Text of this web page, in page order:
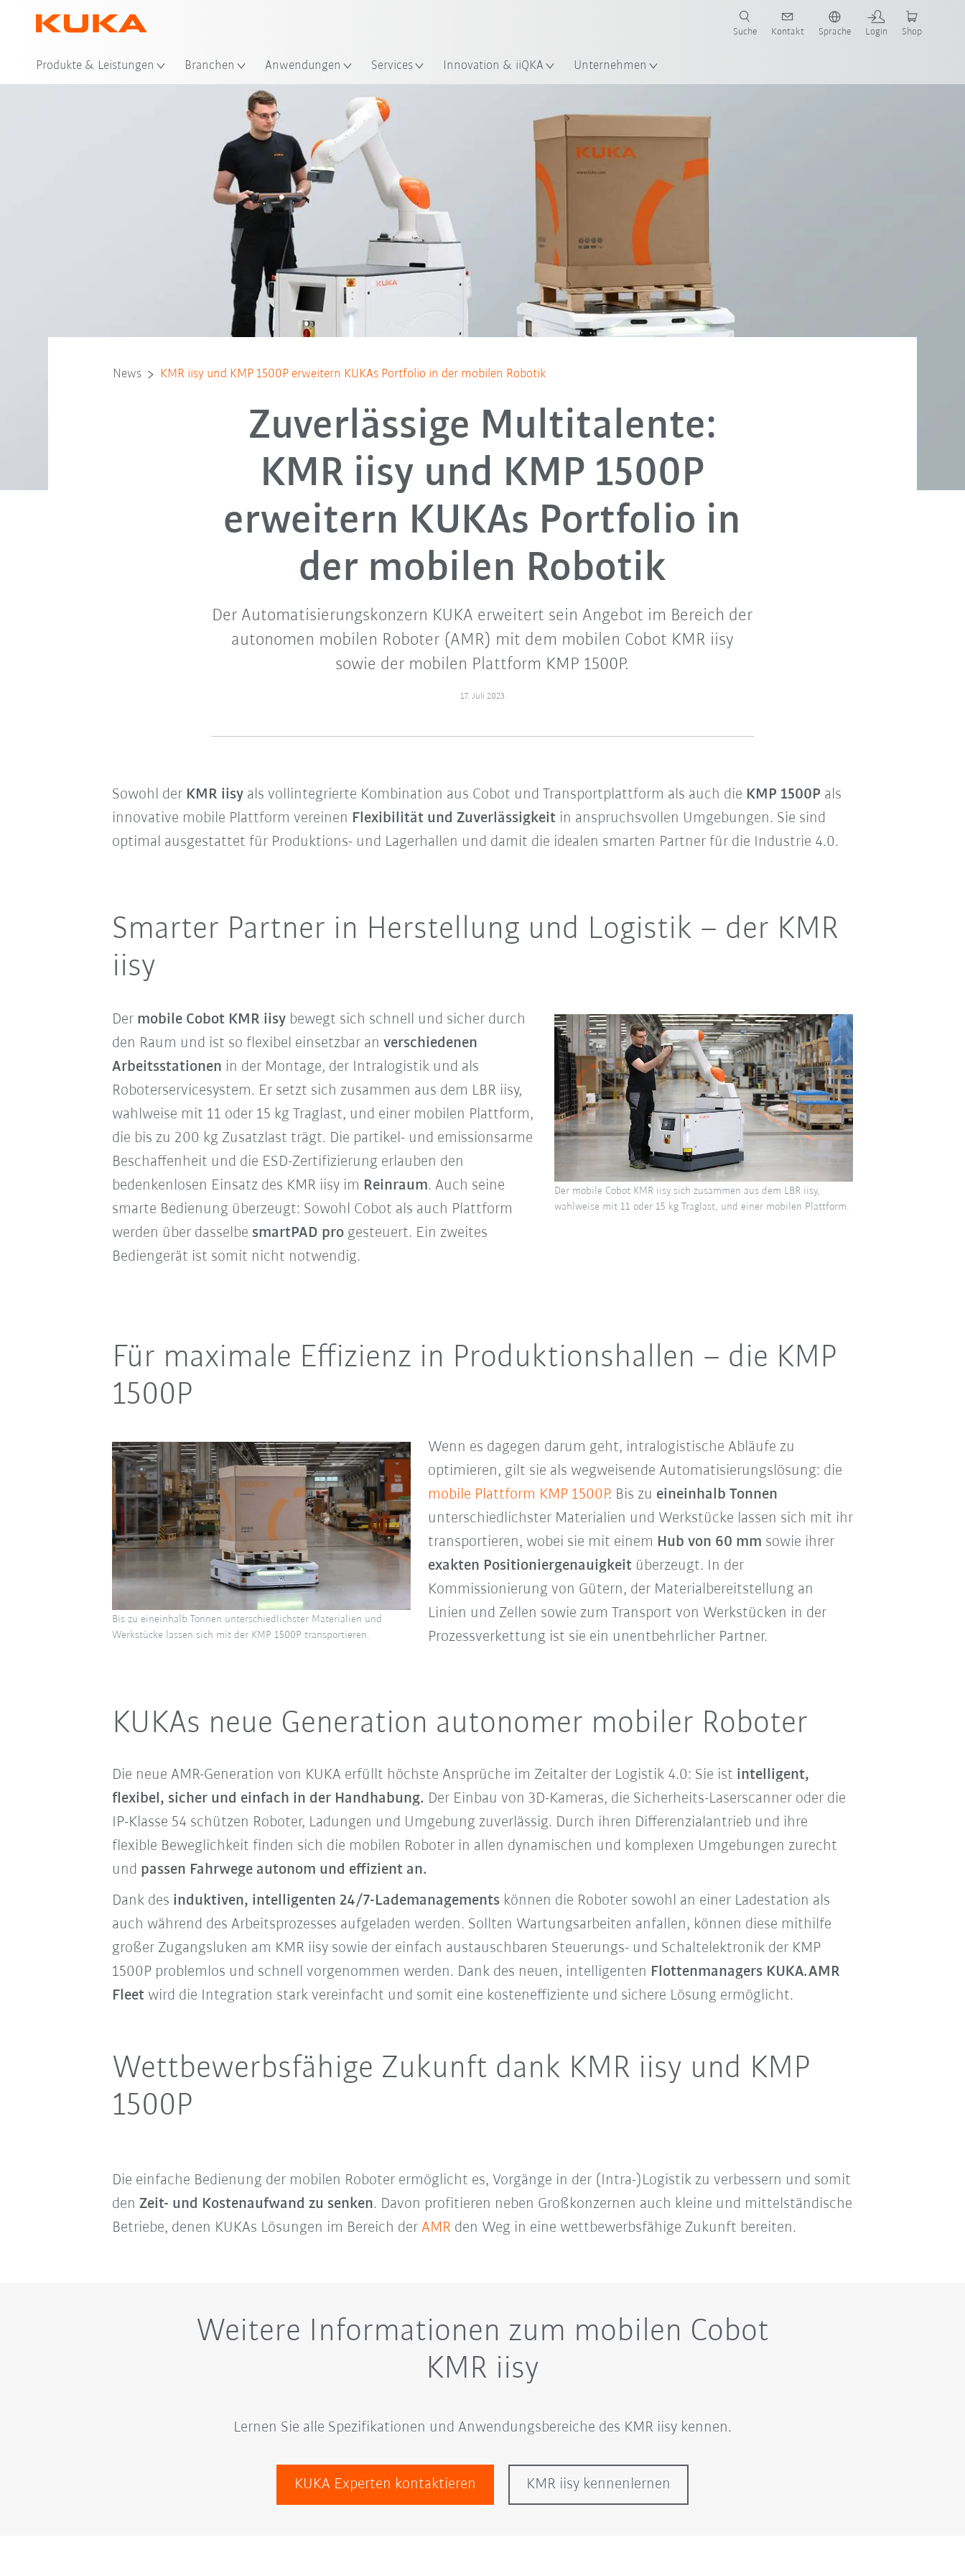
Produkte & Leistungen Branchen Anwendungen Services Innovation & iiQKA Unternehmen
Suche Kontakt Sprache Login Shop
News KMR iisy und KMP 1500P erweitern KUKAs Portfolio in der mobilen Robotik
Zuverlässige Multitalente:
KMR iisy und KMP 1500P
erweitern KUKAs Portfolio in
der mobilen Robotik
Der Automatisierungskonzern KUKA erweitert sein Angebot im Bereich der
autonomen mobilen Roboter (AMR) mit dem mobilen Cobot KMR iisy
sowie der mobilen Plattform KMP 1500P.
17. Juli 2023
Sowohl der KMR iisyals vollintegrierte Kombination aus Cobot und Transportplattform als auch die KMP 1500P als
innovative mobile Plattform vereinen Flexibilität und Zuverlässigkeitin anspruchsvollen Umgebungen. Sie sind
optimal ausgestattet für Produktions- und Lagerhallen und damit die idealen smarten Partner für die Industrie 4.0.
Smarter Partner in Herstellung und Logistik – der KMR
iisy
Der mobile Cobot KMR iisybewegt sich schnell und sicher durch
den Raum und ist so flexibel einsetzbar an verschiedenen
Arbeitsstationen in der Montage, der Intralogistik und als
Roboterservicesystem. Er setzt sich zusammen aus dem LBR iisy,
wahlweise mit 11 oder 15 kg Traglast, und einer mobilen Plattform,
die bis zu 200 kg Zusatzlast trägt. Die partikel- und emissionsarme
Beschaffenheit und die ESD-Zertifizierung erlauben den
bedenkenlosen Einsatz des KMR iisy im Reinraum. Auch seine
smarte Bedienung überzeugt: Sowohl Cobot als auch Plattform
werden über dasselbe smartPAD progesteuert. Ein zweites
Bediengerät ist somit nicht notwendig.
Der mobile Cobot KMR iisy sich zusammen aus dem LBR iisy,
wahlweise mit 11 oder 15 kg Traglast, und einer mobilen Plattform.
Für maximale Effizienz in Produktionshallen – die KMP
1500P
Wenn es dagegen darum geht, intralogistische Abläufe zu
optimieren, gilt sie als wegweisende Automatisierungslösung: die
mobile Plattform KMP 1500P. Bis zu eineinhalb Tonnen
unterschiedlichster Materialien und Werkstücke lassen sich mit ihr
transportieren, wobei sie mit einem Hub von 60 mm sowie ihrer
exakten Positioniergenauigkeitüberzeugt. In der
Kommissionierung von Gütern, der Materialbereitstellung an
Linien und Zellen sowie zum Transport von Werkstücken in der
Prozessverkettung ist sie ein unentbehrlicher Partner.
Bis zu eineinhalb Tonnen unterschiedlichster Materialien und
Werkstücke lassen sich mit der KMP 1500P transportieren.
KUKAs neue Generation autonomer mobiler Roboter
Die neue AMR-Generation von KUKA erfüllt höchste Ansprüche im Zeitalter der Logistik 4.0: Sie ist intelligent,
flexibel, sicher und einfach in der Handhabung. Der Einbau von 3D-Kameras, die Sicherheits-Laserscanner oder die
IP-Klasse 54 schützen Roboter, Ladungen und Umgebung zuverlässig. Durch ihren Differenzialantrieb und ihre
flexible Beweglichkeit finden sich die mobilen Roboter in allen dynamischen und komplexen Umgebungen zurecht
und passen Fahrwege autonom und effizient an.
Dank des induktiven, intelligenten 24/7-Lademanagementskönnen die Roboter sowohl an einer Ladestation als
auch während des Arbeitsprozesses aufgeladen werden. Sollten Wartungsarbeiten anfallen, können diese mithilfe
großer Zugangsluken am KMR iisy sowie der einfach austauschbaren Steuerungs- und Schaltelektronik der KMP
1500P problemlos und schnell vorgenommen werden. Dank des neuen, intelligenten Flottenmanagers KUKA.AMR
Fleetwird die Integration stark vereinfacht und somit eine kosteneffiziente und sichere Lösung ermöglicht.
Wettbewerbsfähige Zukunft dank KMR iisy und KMP
1500P
Die einfache Bedienung der mobilen Roboter ermöglicht es, Vorgänge in der (Intra-)Logistik zu verbessern und somit
den Zeit- und Kostenaufwand zu senken. Davon profitieren neben Großkonzernen auch kleine und mittelständische
Betriebe, denen KUKAs Lösungen im Bereich der AMR den Weg in eine wettbewerbsfähige Zukunft bereiten.
Weitere Informationen zum mobilen Cobot
KMR iisy
Lernen Sie alle Spezifikationen und Anwendungsbereiche des KMR iisy kennen.
KUKA Experten kontaktieren KMR iisy kennenlernen